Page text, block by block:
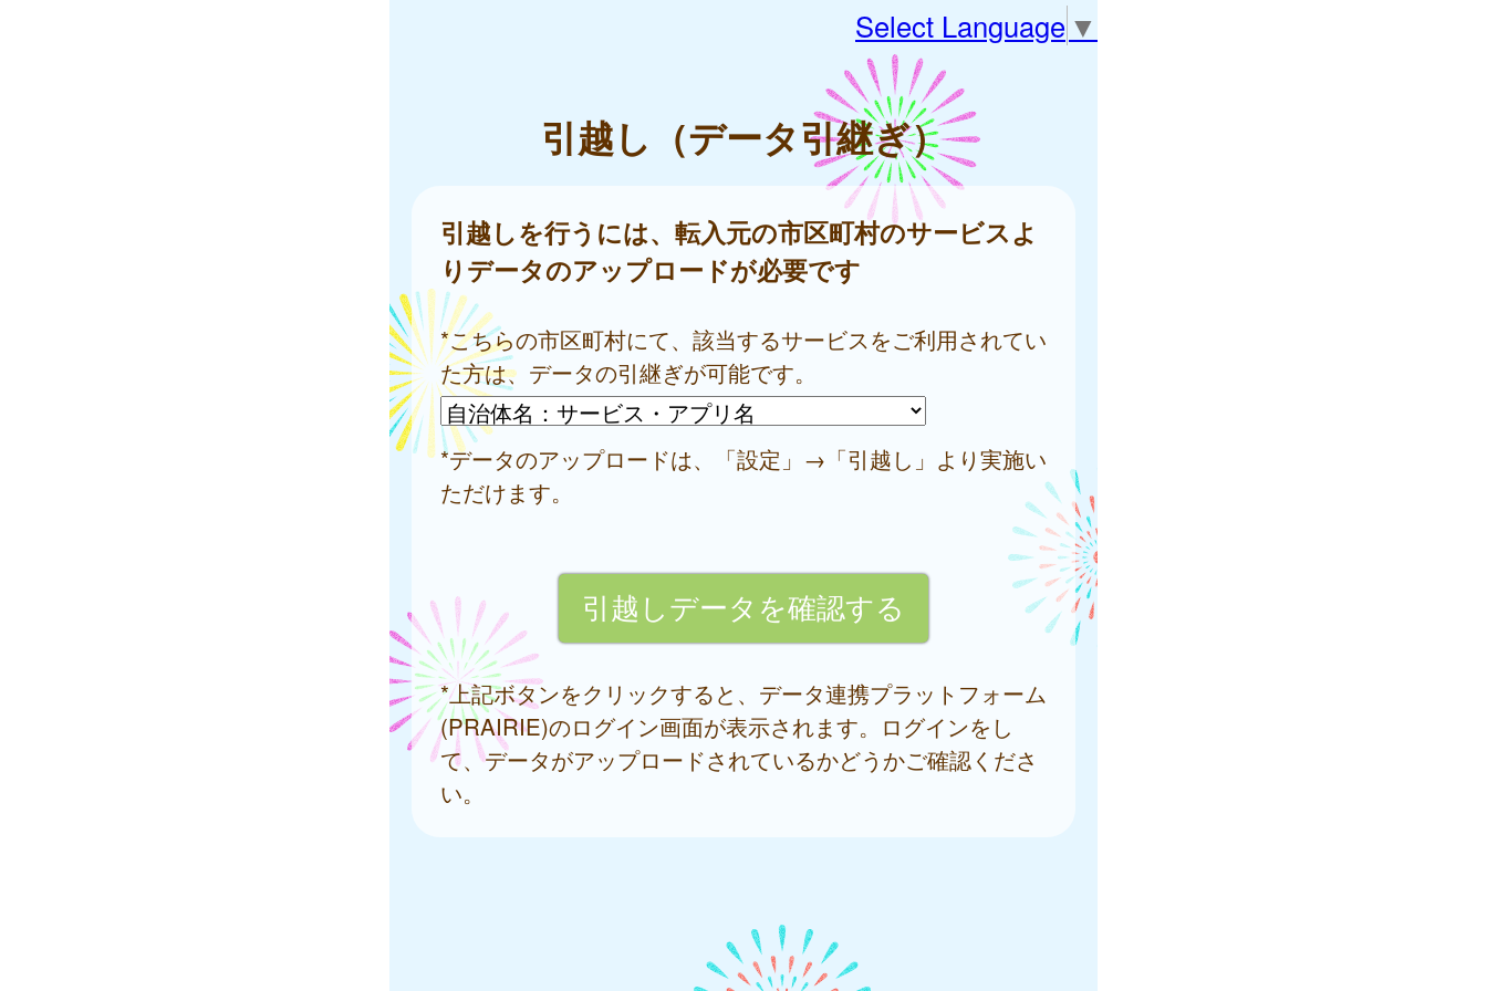
Select Language ▼
引越し（データ引継ぎ）
引越しを行うには、転入元の市区町村のサービスよ
りデータのアップロードが必要です
*こちらの市区町村にて、該当するサービスをご利用されてい
た方は、データの引継ぎが可能です。
*データのアップロードは、「設定」→「引越し」より実施い
ただけます。
*上記ボタンをクリックすると、データ連携プラットフォーム
(PRAIRIE)のログイン画面が表示されます。ログインをし
て、データがアップロードされているかどうかご確認くださ
い。